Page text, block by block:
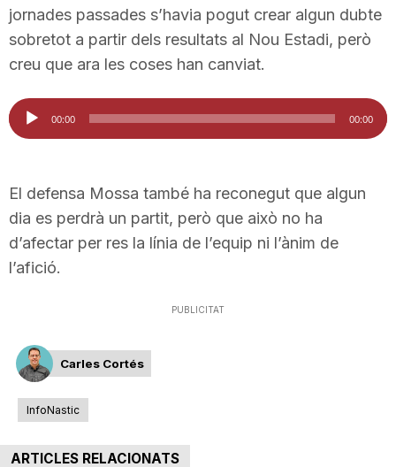
jornades passades s’havia pogut crear algun dubte
sobretot a partir dels resultats al Nou Estadi, però
creu que ara les coses han canviat.
Reproductor
d'àudio
00:00 00:00
El defensa Mossa també ha reconegut que algun
dia es perdrà un partit, però que això no ha
d’afectar per res la línia de l’equip ni l’ànim de
l’afició.
PUBLICITAT
Carles Cortés
InfoNastic
ARTICLES RELACIONATS